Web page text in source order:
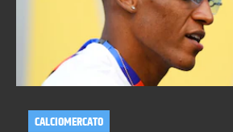
CALCIOMERCATO